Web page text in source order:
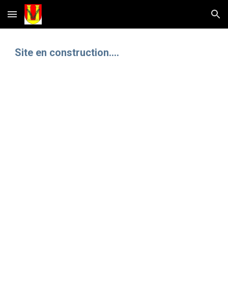
Skip to main content Skip to navigation
Site en construction....